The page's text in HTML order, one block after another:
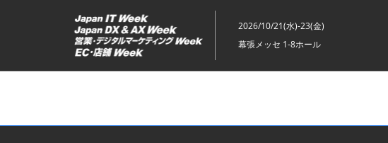
ッ
2026/10/21(水)-23(金)
幕張メッセ 1-8ホール